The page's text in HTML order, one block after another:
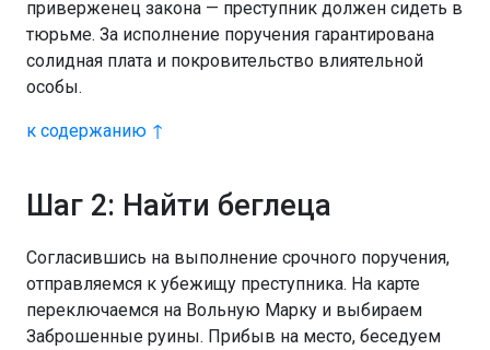
приверженец закона — преступник должен сидеть в
тюрьме. За исполнение поручения гарантирована
солидная плата и покровительство влиятельной
особы.
к содержанию ↑
Шаг 2: Найти беглеца
Согласившись на выполнение срочного поручения,
отправляемся к убежищу преступника. На карте
переключаемся на Вольную Марку и выбираем
Заброшенные руины. Прибыв на место, беседуем